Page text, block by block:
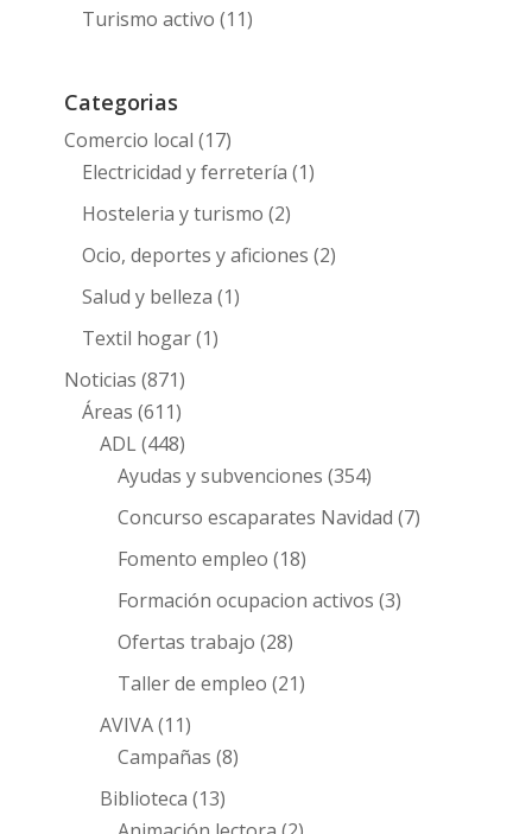
Turismo activo (11)
Categorias
Comercio local (17)
Electricidad y ferretería (1)
Hosteleria y turismo (2)
Ocio, deportes y aficiones (2)
Salud y belleza (1)
Textil hogar(1)
Noticias (871)
Áreas (611)
ADL(448)
Ayudas y subvenciones (354)
Concurso escaparates Navidad (7)
Fomento empleo (18)
Formación ocupacion activos (3)
Ofertas trabajo (28)
Taller de empleo (21)
AVIVA(11)
Campañas (8)
Biblioteca (13)